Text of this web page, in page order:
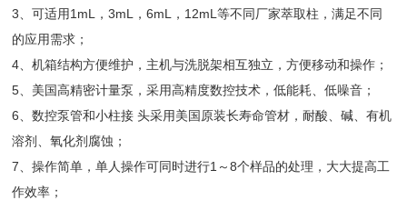
3、可适用1mL，3mL，6mL，12mL等不同厂家萃取柱，满足不同
的应用需求；
4、机箱结构方便维护，主机与洗脱架相互独立，方便移动和操作；
5、美国高精密计量泵，采用高精度数控技术，低能耗、低噪音；
6、数控泵管和小柱接 头采用美国原装长寿命管材，耐酸、碱、有机
溶剂、氧化剂腐蚀；
7、操作简单，单人操作可同时进行1～8个样品的处理，大大提高工
作效率；